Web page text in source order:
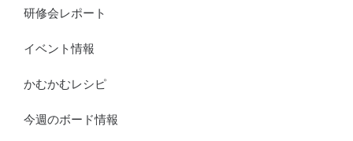
研修会レポート
イベント情報
かむかむレシピ
今週のボード情報